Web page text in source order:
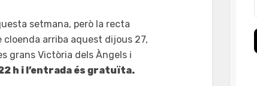
setmana, però la recta
cloenda arriba aquest dijous 27,
grans Victòria dels Àngels i
h i l’entrada és gratuïta.